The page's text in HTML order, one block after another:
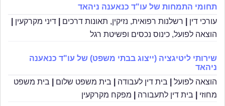
תחומי התמחות של עו"ד כנאענה ניהאד
עורכי דין
רשלנות רפואית, נזיקין, תאונות דרכים דיני מקרקעין
הוצאה לפועל, כינוס נכסים ופשיטת רגל
שירותי ליטיגציה (ייצוג בבתי משפט) של עו"ד כנאענה
ניהאד
הוצאה לפועל
בית דין לעבודה בית משפט שלום
בית משפט
מחוזי
בית דין לתעבורה מפקח מקרקעין